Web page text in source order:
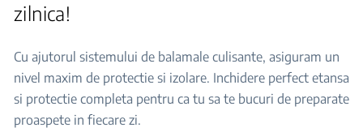
zilnica!
Cu ajutorul sistemului de balamale culisante, asiguram un
nivel maxim de protectie si izolare. Inchidere perfect etansa
si protectie completa pentru ca tu sa te bucuri de preparate
proaspete in fiecare zi.